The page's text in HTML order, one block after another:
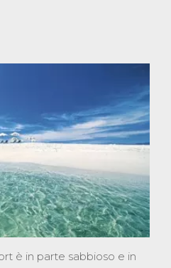
è in parte sabbioso e in